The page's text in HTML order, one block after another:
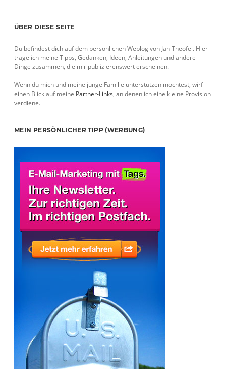
Sidebar
ÜBER DIESE SEITE
Du befindest dich auf dem persönlichen Weblog von Jan Theofel. Hier
trage ich meine Tipps, Gedanken, Ideen, Anleitungen und andere
Dinge zusammen, die mir publizierenswert erscheinen.
Wenn du mich und meine junge Familie unterstützen möchtest, wirf
einen Blick auf meine Partner-Links, an denen ich eine kleine Provision
verdiene.
MEIN PERSÖNLICHER TIPP (WERBUNG)